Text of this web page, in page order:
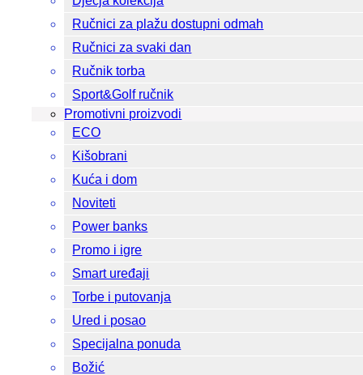
Ručnici za plažu dostupni odmah
Ručnici za svaki dan
Ručnik torba
Sport&Golf ručnik
Promotivni proizvodi
ECO
Kišobrani
Kuća i dom
Noviteti
Power banks
Promo i igre
Smart uređaji
Torbe i putovanja
Ured i posao
Specijalna ponuda
Božić